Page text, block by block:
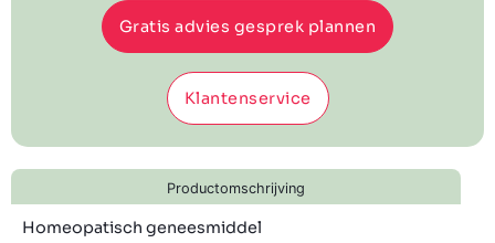
Gratis advies gesprek plannen
Klantenservice
Productomschrijving
Homeopatisch geneesmiddel